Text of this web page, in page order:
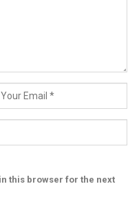
this browser for the next